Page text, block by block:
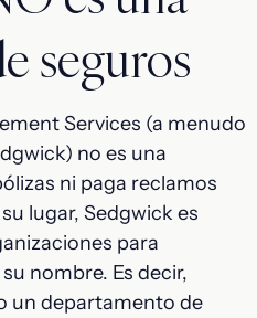
seguros
Services (a menudo
no es una
ni paga reclamos
lugar, Sedgwick es
para
nombre. Es decir,
un departamento de